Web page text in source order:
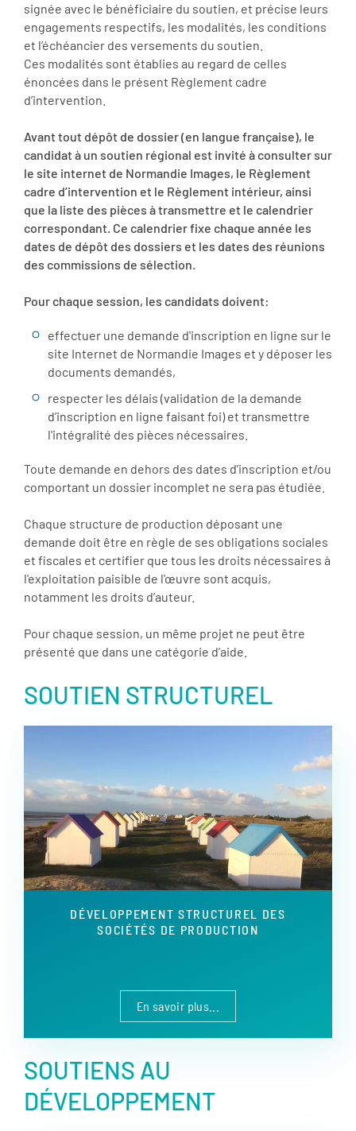
signée avec le bénéficiaire du soutien, et précise leurs
engagements respectifs, les modalités, les conditions
et l’échéancier des versements du soutien.
Ces modalités sont établies au regard de celles
énoncées dans le présent Règlement cadre
d’intervention.
Avant tout dépôt de dossier (en langue française), le
candidat à un soutien régional est invité à consulter sur
le site internet de Normandie Images, le Règlement
cadre d’intervention et le Règlement intérieur, ainsi
que la liste des pièces à transmettre et le calendrier
correspondant. Ce calendrier fixe chaque année les
dates de dépôt des dossiers et les dates des réunions
des commissions de sélection.
Pour chaque session, les candidats doivent:
effectuer une demande d'inscription en ligne sur le
site Internet de Normandie Images et y déposer les
documents demandés,
respecter les délais (validation de la demande
d’inscription en ligne faisant foi) et transmettre
l'intégralité des pièces nécessaires.
Toute demande en dehors des dates d’inscription et/ou
comportant un dossier incomplet ne sera pas étudiée.
Chaque structure de production déposant une
demande doit être en règle de ses obligations sociales
et fiscales et certifier que tous les droits nécessaires à
l'exploitation paisible de l'œuvre sont acquis,
notamment les droits d’auteur.
Pour chaque session, un même projet ne peut être
présenté que dans une catégorie d’aide.
SOUTIEN STRUCTUREL
DÉVELOPPEMENT STRUCTUREL DES
SOCIÉTÉS DE PRODUCTION
En savoir plus...
SOUTIENS AU
DÉVELOPPEMENT